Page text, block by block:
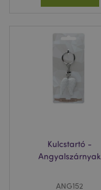
Kulcstartó -
Angyalszárnyak
ANG152